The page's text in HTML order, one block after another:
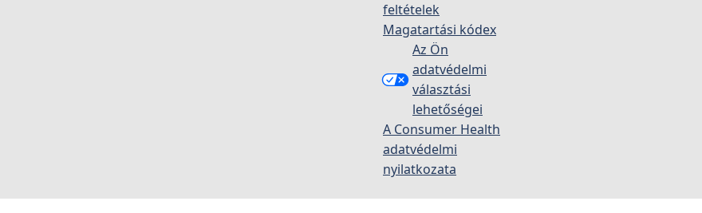
feltételek
Magatartási kódex
Az Ön
adatvédelmi
választási
lehetőségei
A Consumer Health
adatvédelmi
nyilatkozata